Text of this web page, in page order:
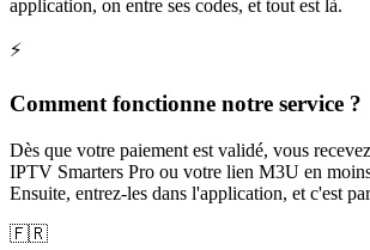
application, on entre ses codes, et tout est là.
⚡
Comment fonctionne notre service ?
Dès que votre paiement est validé, vous
IPTV Smarters Pro ou votre lien M3U en
Ensuite, entrez-les dans l'application, et c'est
🇫🇷